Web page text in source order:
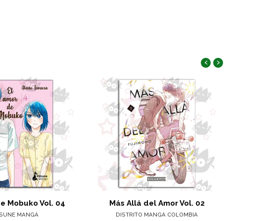
Mobuko Vol. 04
MANGA
Más Allá del Amor Vol. 02
DISTRITO MANGA COLOMBIA
‹ ›